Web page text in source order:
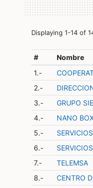
Displaying 1-14 of
# Nombre
1.-
2.-
3.-
GRUPO
4.-
NANO
5.-
6.-
7.-
TELEMSA
8.-
CENTRO